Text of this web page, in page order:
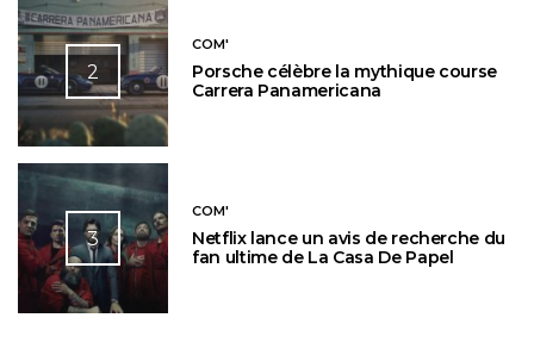
2
COM'
Porsche célèbre la mythique course
Carrera Panamericana
3
COM'
Netflix lance un avis de recherche du
fan ultime de La Casa De Papel